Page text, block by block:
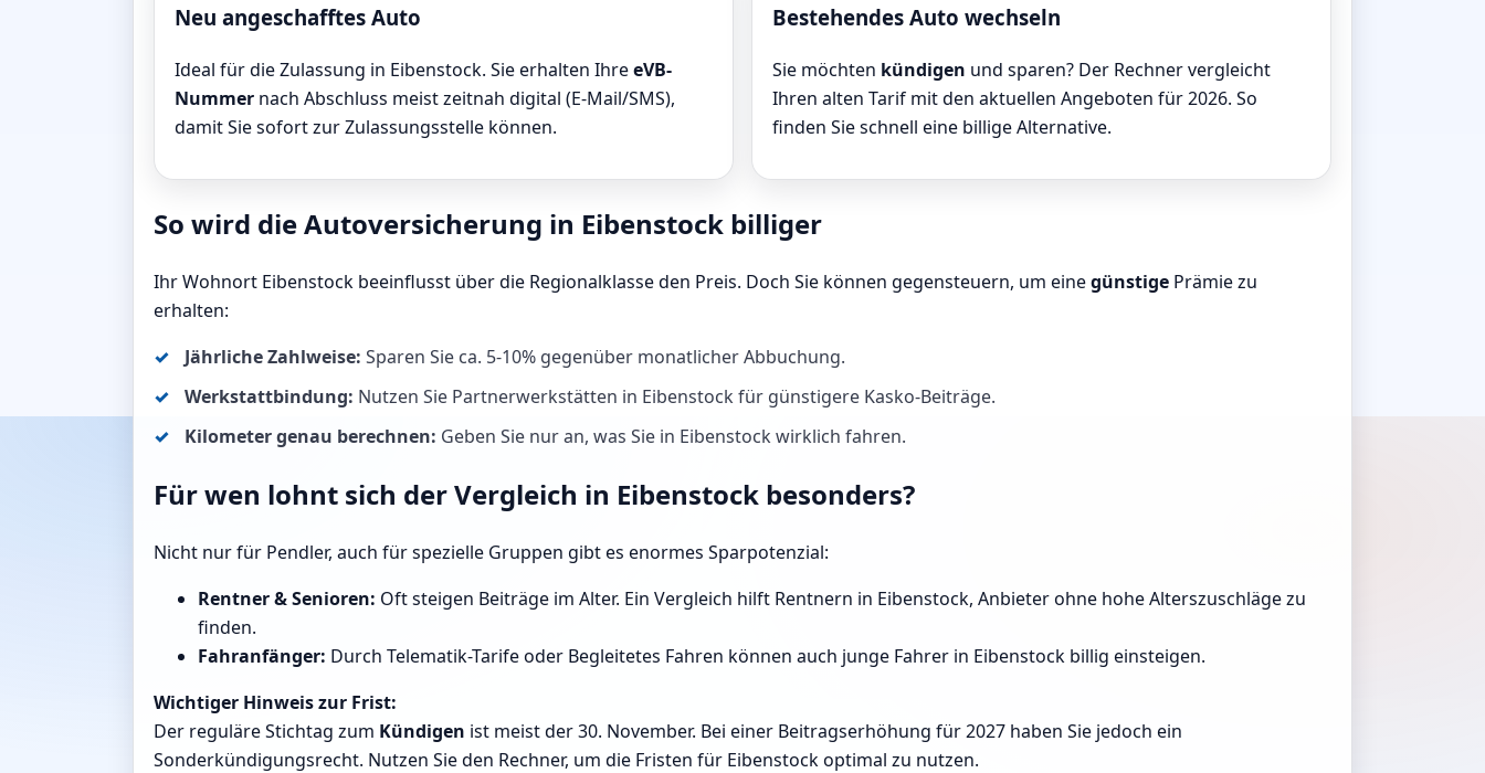
Neu angeschafftes Auto
Ideal für die Zulassung in Eibenstock. Sie erhalten IhreeVB-
Nummer nach Abschluss meist zeitnah digital (E-Mail/SMS),
damit Sie sofort zur Zulassungsstelle können.
Bestehendes Auto wechseln
Sie möchten kündigen und sparen? Der Rechner vergleicht
Ihren alten Tarif mit den aktuellen Angeboten für 2026. So
finden Sie schnell eine billige Alternative.
So wird die Autoversicherung in Eibenstock billiger
Ihr Wohnort Eibenstock beeinflusst über die Regionalklasse den Preis. Doch Sie können gegensteuern, um einegünstige Prämie zu
erhalten:
Jährliche Zahlweise: Sparen Sie ca. 5-10% gegenüber monatlicher Abbuchung.
Werkstattbindung: Nutzen Sie Partnerwerkstätten in Eibenstock für günstigere Kasko-Beiträge.
Kilometer genau berechnen: Geben Sie nur an, was Sie in Eibenstock wirklich fahren.
Für wen lohnt sich der Vergleich in Eibenstock besonders?
Nicht nur für Pendler, auch für spezielle Gruppen gibt es enormes Sparpotenzial:
Rentner & Senioren: Oft steigen Beiträge im Alter. Ein Vergleich hilft Rentnern in Eibenstock, Anbieter ohne hohe Alterszuschläge zu
finden.
Fahranfänger: Durch Telematik-Tarife oder Begleitetes Fahren können auch junge Fahrer in Eibenstock billig einsteigen.
Wichtiger Hinweis zur Frist:
Der reguläre Stichtag zum Kündigen ist meist der 30. November. Bei einer Beitragserhöhung für 2027 haben Sie jedoch ein
Sonderkündigungsrecht. Nutzen Sie den Rechner, um die Fristen für Eibenstock optimal zu nutzen.